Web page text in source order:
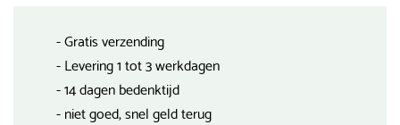
- Gratis verzending
- Levering 1 tot 3 werkdagen
- 14 dagen bedenktijd
- niet goed, snel geld terug